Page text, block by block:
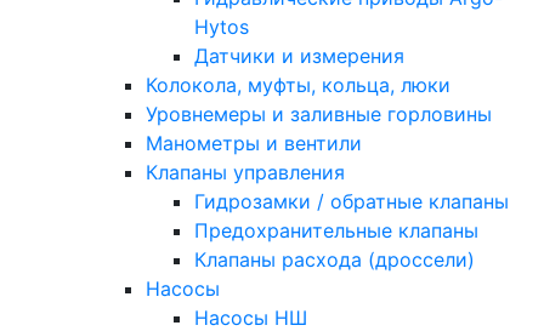
Hytos
Датчики и измерения
Колокола, муфты, кольца, люки
Уровнемеры и заливные горловины
Манометры и вентили
Клапаны управления
Гидрозамки / обратные клапаны
Предохранительные клапаны
Клапаны расхода (дроссели)
Насосы
Насосы НШ